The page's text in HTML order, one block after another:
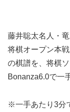
藤井聡太名人・
将棋オープン本
の棋譜を、将棋
Bonanza6.0で一
※一手あたり3分